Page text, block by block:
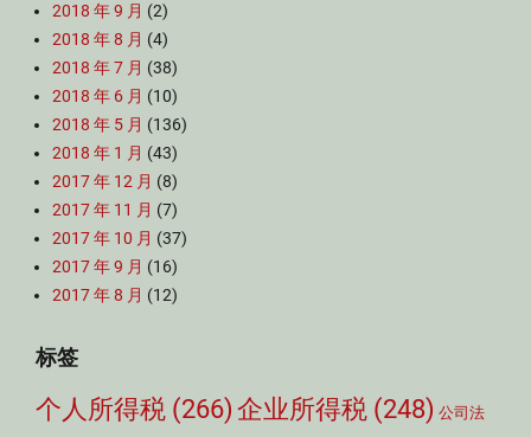
2018 年 9 月 (2)
2018 年 8 月 (4)
2018 年 7 月 (38)
2018 年 6 月 (10)
2018 年 5 月 (136)
2018 年 1 月 (43)
2017 年 12 月 (8)
2017 年 11 月 (7)
2017 年 10 月 (37)
2017 年 9 月 (16)
2017 年 8 月 (12)
标签
个人所得税 (266) 企业所得税 (248) 公司法